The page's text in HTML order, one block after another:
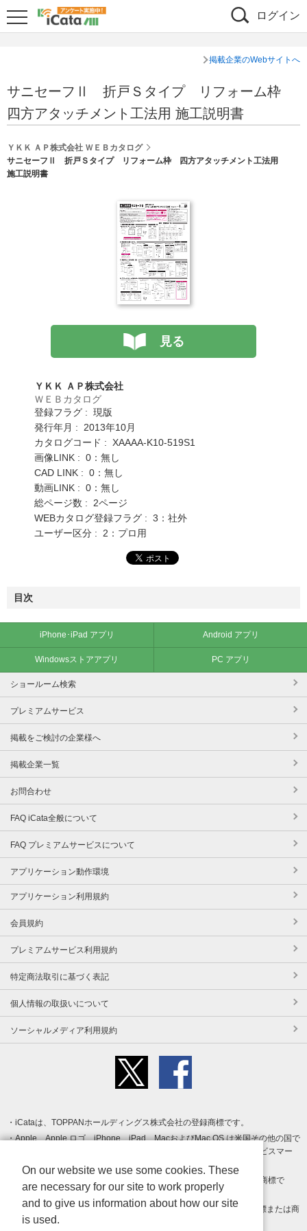
ログイン
掲載企業のWebサイトへ
サニセーフⅡ 折戸Ｓタイプ リフォーム枠
四方アタッチメント工法用 施工説明書
ＹＫＫ ＡＰ株式会社 ＷＥＢカタログ
サニセーフⅡ 折戸Ｓタイプ リフォーム枠 四方アタッチメント工法用
施工説明書
見る
ＹＫＫ ＡＰ株式会社
ＷＥＢカタログ
登録フラグ : 現版
発行年月 : 2013年10月
カタログコード : XAAAA-K10-519S1
画像LINK : 0：無し
CAD LINK : 0：無し
動画LINK : 0：無し
総ページ数 : 2ページ
WEBカタログ登録フラグ : 3：社外
ユーザー区分 : 2：プロ用
目次
iPhone･iPad アプリ Android アプリ
Windowsストアアプリ PC アプリ
ショールーム検索
プレミアムサービス
掲載をご検討の企業様へ
掲載企業一覧
お問合わせ
FAQ iCata全般について
FAQ プレミアムサービスについて
アプリケーション動作環境
アプリケーション利用規約
会員規約
プレミアムサービス利用規約
特定商法取引に基づく表記
個人情報の取扱いについて
ソーシャルメディア利用規約
iCataは、TOPPANホールディングス株式会社の登録商標です。
Apple、Apple ロゴ、iPhone、iPad、MacおよびMac OS は米国その他の国で
登録された Apple Inc. の商標です。App Store は Apple Inc. のサービスマー
クです。
Android、Google Play および Google Play ロゴ は Google LLC の商標で
す。
Windows は Microsoft Inc.の米国およびその他の国における登録商標または商
標です。
On our website we use some cookies. These
are necessary for our site to work properly
and to give us information about how our site
is used.